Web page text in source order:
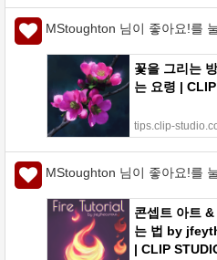
MStoughton 님이 좋아요!를
꽃을 그리는
는 요령 |
tips.clip-
MStoughton 님이 좋아요!를
콘셉트 아트
는 법 by
| CLIP